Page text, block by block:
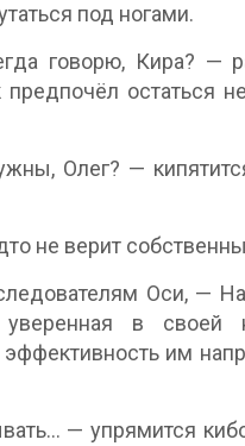
под ногами.
говорю, Кира? —
остаться
Олег? —
не верит
Оси, —
уверенная в
им
— упрямится